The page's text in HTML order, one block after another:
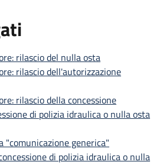
rilascio del nulla osta
rilascio dell'autorizzazione
rilascio della concessione
di polizia idraulica o nulla osta
"comunicazione generica"
di polizia idraulica o nulla